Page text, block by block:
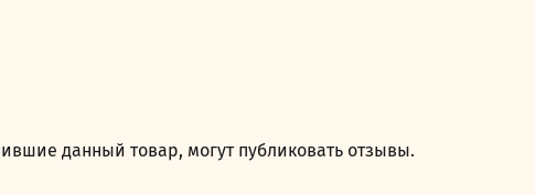
данный товар, могут публиковать отзывы.